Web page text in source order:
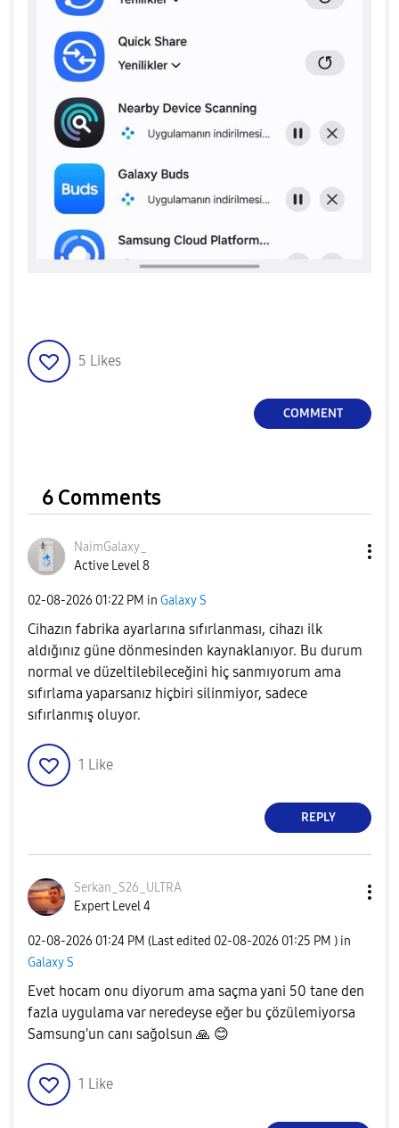
5 Likes
COMMENT
6 Comments
NaimGalaxy_
Active Level 8
‎02-08-2026 01:22 PM in Galaxy S
Cihazın fabrika ayarlarına sıfırlanması, cihazı ilk
aldığınız güne dönmesinden kaynaklanıyor. Bu durum
normal ve düzeltilebileceğini hiç sanmıyorum ama
sıfırlama yaparsanız hiçbiri silinmiyor, sadece
sıfırlanmış oluyor.
1 Like
REPLY
Serkan_S26_ULTRA
Expert Level 4
‎02-08-2026 01:24 PM (Last edited ‎02-08-2026 01:25 PM ) in
Galaxy S
Evet hocam onu diyorum ama saçma yani 50 tane den
fazla uygulama var neredeyse eğer bu çözülemiyorsa
Samsung'un canı sağolsun 🙏 😊
1 Like